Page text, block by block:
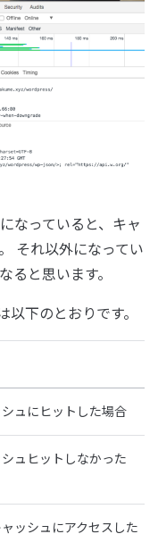
になっていると、キャ
それ以外になってい
ると思います。
下のとおりです。
ュにヒットした場合
ュヒットしなかった
ッシュにアクセスした